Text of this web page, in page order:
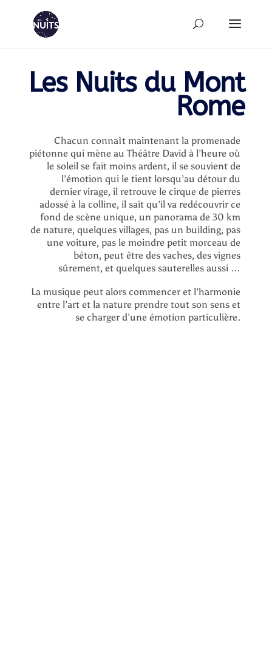
Les Nuits du Mont
Rome
Chacun connaît maintenant la promenade
piétonne qui mène au Théâtre David à l’heure où
le soleil se fait moins ardent, il se souvient de
l’émotion qui le tient lorsqu’au détour du
dernier virage, il retrouve le cirque de pierres
adossé à la colline, il sait qu’il va redécouvrir ce
fond de scène unique, un panorama de 30 km
de nature, quelques villages, pas un building, pas
une voiture, pas le moindre petit morceau de
béton, peut être des vaches, des vignes
sûrement, et quelques sauterelles aussi …
La musique peut alors commencer et l’harmonie
entre l’art et la nature prendre tout son sens et
se charger d’une émotion particulière.